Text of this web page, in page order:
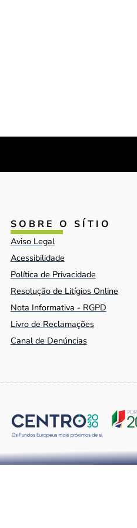
SOBRE O SÍTIO
Aviso Legal
Acessibilidade
Política de Privacidade
Resolução de Litígios Online
Nota Informativa - RGPD
Livro de Reclamações
Canal de Denúncias